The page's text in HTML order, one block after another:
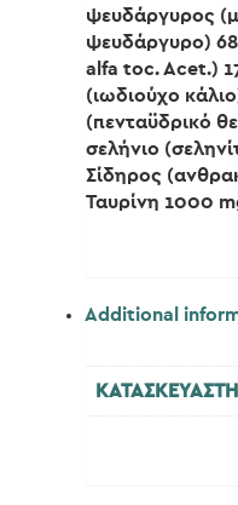
ψευδάργυρος
ψευδάργυρο) 68
alfa toc. Acet.)
(ιωδιούχο
(πενταϋδρικό
σελήνιο
Σίδηρος
Ταυρίνη 1000
Additional